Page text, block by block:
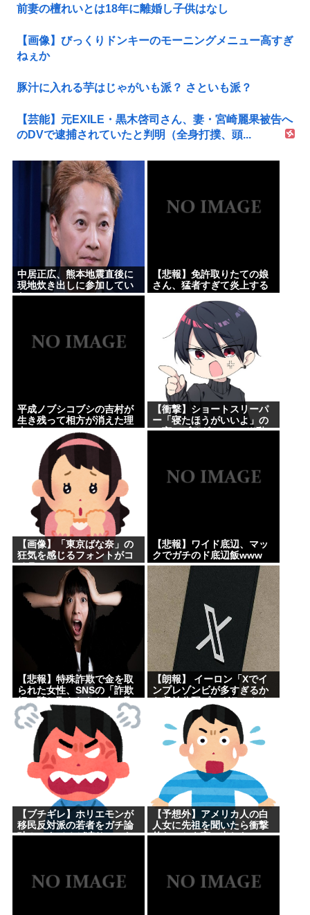
前妻の檀れいとは18年に離婚し子供はなし
【画像】びっくりドンキーのモーニングメニュー高すぎ
ねぇか
豚汁に入れる芋はじゃがいも派？ さといも派？
【芸能】元EXILE・黒木啓司さん、妻・宮崎麗果被告へ
のDVで逮捕されていたと判明（全身打撲、頭...
中居正広、熊本地震直後に
現地炊き出しに参加してい
た
【悲報】免許取りたての娘
さん、猛者すぎて炎上する
平成ノブシコブシの吉村が
生き残って相方が消えた理
【衝撃】ショートスリーパ
ー「寝たほうがいいよ」の
一言にブチギレwww(※動
【画像】「東京ばな奈」の
狂気を感じるフォントがコ
チラwww
【悲報】ワイド底辺、マッ
クでガチのド底辺飯www
【悲報】特殊詐欺で金を取
られた女性、SNSの「詐欺
師に騙し取られたお金、取
り戻せます」」に釣られさ
らに240万円失うwww
【朗報】 イーロン「Xでイ
ンプレゾンビが多すぎるか
【ブチギレ】ホリエモンが
移民反対派の若者をガチ論
破！スタジオが凍りついた
【予想外】アメリカ人の白
人女に先祖を聞いたら衝撃
的なことを言い出した